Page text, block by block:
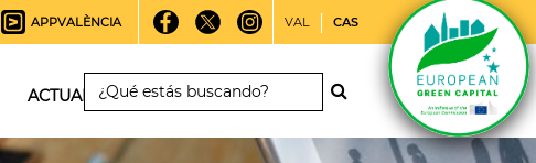
APPVALÈNCIA VAL CAS
ACTUALIDAD